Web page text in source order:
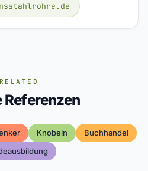
RELATED
Referenzen
Knobeln
Buchhandel